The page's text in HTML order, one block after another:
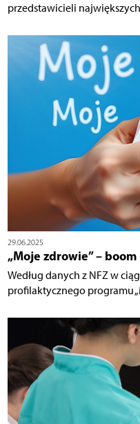
przedstawicieli
29.06.2025
„Moje zdrowie” –
Według danych z NFZ w
profilaktycznego programu